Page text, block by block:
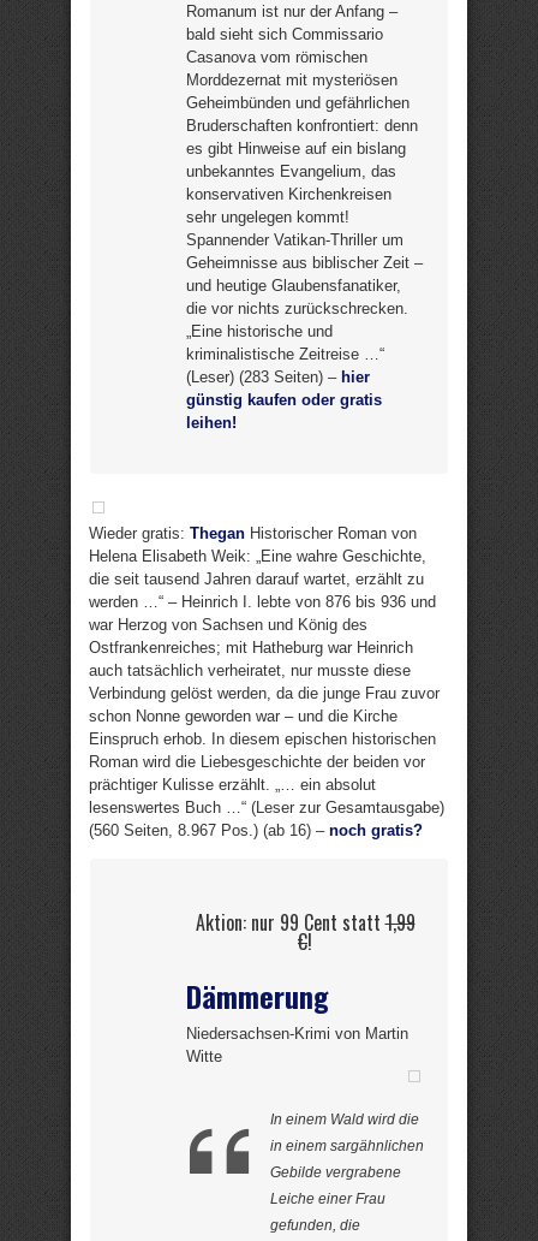
Romanum ist nur der Anfang –
bald sieht sich Commissario
Casanova vom römischen
Morddezernat mit mysteriösen
Geheimbünden und gefährlichen
Bruderschaften konfrontiert: denn
es gibt Hinweise auf ein bislang
unbekanntes Evangelium, das
konservativen Kirchenkreisen
sehr ungelegen kommt!
Spannender Vatikan-Thriller um
Geheimnisse aus biblischer Zeit –
und heutige Glaubensfanatiker,
die vor nichts zurückschrecken.
„Eine historische und
kriminalistische Zeitreise …“
(Leser) (283 Seiten) – hier
günstig kaufen oder gratis
leihen!
Wieder gratis: Thegan Historischer Roman von
Helena Elisabeth Weik: „Eine wahre Geschichte,
die seit tausend Jahren darauf wartet, erzählt zu
werden …“ – Heinrich I. lebte von 876 bis 936 und
war Herzog von Sachsen und König des
Ostfrankenreiches; mit Hatheburg war Heinrich
auch tatsächlich verheiratet, nur musste diese
Verbindung gelöst werden, da die junge Frau zuvor
schon Nonne geworden war – und die Kirche
Einspruch erhob. In diesem epischen historischen
Roman wird die Liebesgeschichte der beiden vor
prächtiger Kulisse erzählt. „… ein absolut
lesenswertes Buch …“ (Leser zur Gesamtausgabe)
(560 Seiten, 8.967 Pos.) (ab 16) – noch gratis?
Aktion: nur 99 Cent statt1,99
€!
Dämmerung
Niedersachsen-Krimi von Martin
Witte
In einem Wald wird die
in einem sargähnlichen
Gebilde vergrabene
Leiche einer Frau
gefunden, die